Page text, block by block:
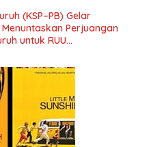
(KSP–PB) Gelar
Perjuangan
untuk RUU